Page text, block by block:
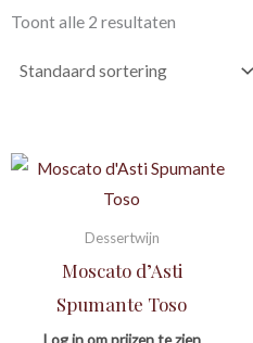
Toont alle 2 resultaten
Dessertwijn
Moscato d’Asti
Spumante Toso